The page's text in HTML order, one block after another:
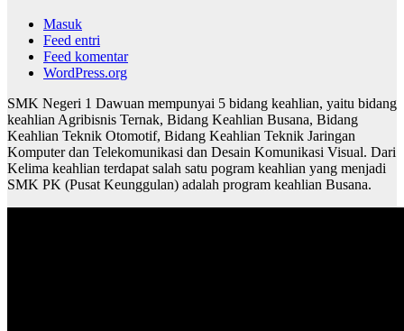
Masuk
Feed entri
Feed komentar
WordPress.org
SMK Negeri 1 Dawuan mempunyai 5 bidang keahlian, yaitu bidang
keahlian Agribisnis Ternak, Bidang Keahlian Busana, Bidang
Keahlian Teknik Otomotif, Bidang Keahlian Teknik Jaringan
Komputer dan Telekomunikasi dan Desain Komunikasi Visual. Dari
Kelima keahlian terdapat salah satu pogram keahlian yang menjadi
SMK PK (Pusat Keunggulan) adalah program keahlian Busana.